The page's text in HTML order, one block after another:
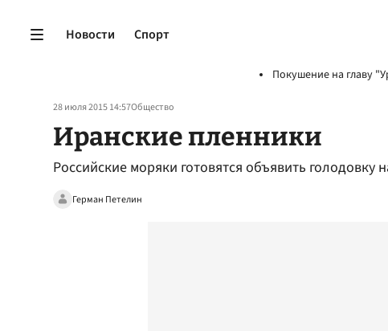
Новости Спорт
Покушение на главу
28 июля 2015 14:57Общество
Иранские пленники
Российские моряки готовятся объявить голодовку
Герман Петелин